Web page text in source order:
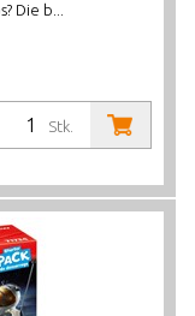
Die b...
Stk.